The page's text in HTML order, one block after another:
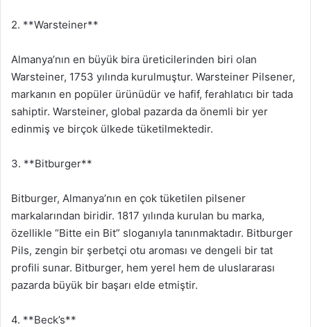
2. **Warsteiner**
Almanya’nın en büyük bira üreticilerinden biri olan
Warsteiner, 1753 yılında kurulmuştur. Warsteiner Pilsener,
markanın en popüler ürünüdür ve hafif, ferahlatıcı bir tada
sahiptir. Warsteiner, global pazarda da önemli bir yer
edinmiş ve birçok ülkede tüketilmektedir.
3. **Bitburger**
Bitburger, Almanya’nın en çok tüketilen pilsener
markalarından biridir. 1817 yılında kurulan bu marka,
özellikle “Bitte ein Bit” sloganıyla tanınmaktadır. Bitburger
Pils, zengin bir şerbetçi otu aroması ve dengeli bir tat
profili sunar. Bitburger, hem yerel hem de uluslararası
pazarda büyük bir başarı elde etmiştir.
4. **Beck’s**